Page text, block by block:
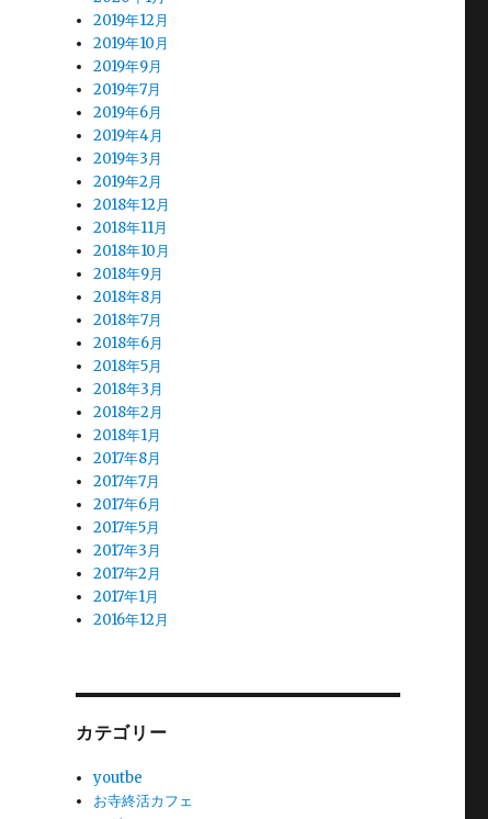
2019年12月
2019年10月
2019年9月
2019年7月
2019年6月
2019年4月
2019年3月
2019年2月
2018年12月
2018年11月
2018年10月
2018年9月
2018年8月
2018年7月
2018年6月
2018年5月
2018年3月
2018年2月
2018年1月
2017年8月
2017年7月
2017年6月
2017年5月
2017年3月
2017年2月
2017年1月
2016年12月
カテゴリー
youtbe
お寺終活カフェ